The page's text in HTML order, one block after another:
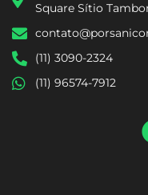
Square Sítio
(11) 3090-2324
(11) 96574-7912